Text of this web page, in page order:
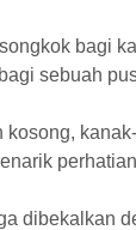
bagi
sebuah
kosong,
dibekalkan